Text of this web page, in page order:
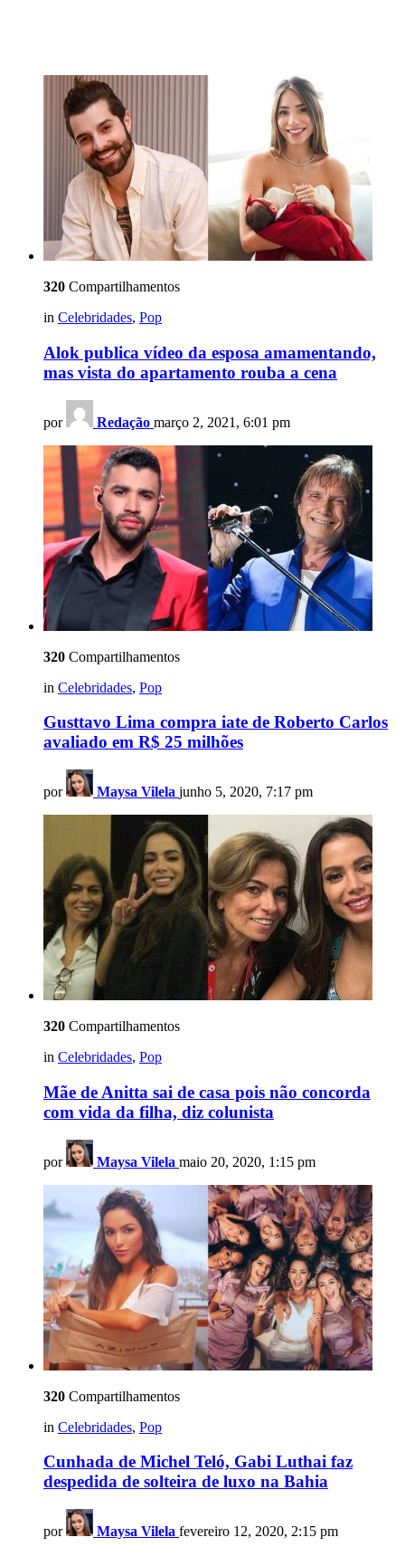
320 Compartilhamentos
in Celebridades, Pop
Alok publica vídeo da esposa amamentando,
mas vista do apartamento rouba a cena
por Redação março 2, 2021, 6:01 pm
320 Compartilhamentos
in Celebridades, Pop
Gusttavo Lima compra iate de Roberto Carlos
avaliado em R$ 25 milhões
por Maysa Vilela junho 5, 2020, 7:17 pm
320 Compartilhamentos
in Celebridades, Pop
Mãe de Anitta sai de casa pois não concorda
com vida da filha, diz colunista
por Maysa Vilela maio 20, 2020, 1:15 pm
320 Compartilhamentos
in Celebridades, Pop
Cunhada de Michel Teló, Gabi Luthai faz
despedida de solteira de luxo na Bahia
por Maysa Vilela fevereiro 12, 2020, 2:15 pm